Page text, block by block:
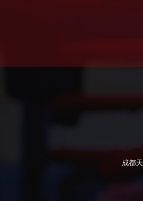
成都